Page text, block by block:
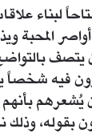
لبناء
المحبة
يتصف
فيه شخصاً
يُشعرهم
وذلك